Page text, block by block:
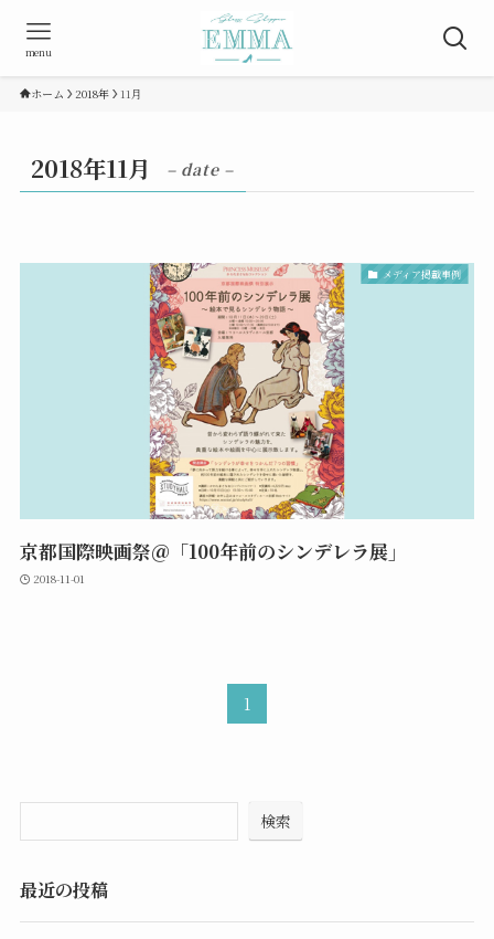
menu
ホーム 2018年 11月
2018年11月 – date –
メディア掲載事例
京都国際映画祭＠「100年前のシンデレラ展」
2018-11-01
1
検索
最近の投稿